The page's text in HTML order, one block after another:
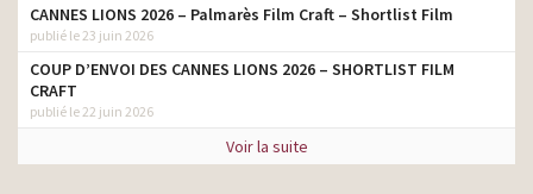
CANNES LIONS 2026 – Palmarès Film Craft – Shortlist Film
publié le 23 juin 2026
COUP D’ENVOI DES CANNES LIONS 2026 – SHORTLIST FILM
CRAFT
publié le 22 juin 2026
Voir la suite